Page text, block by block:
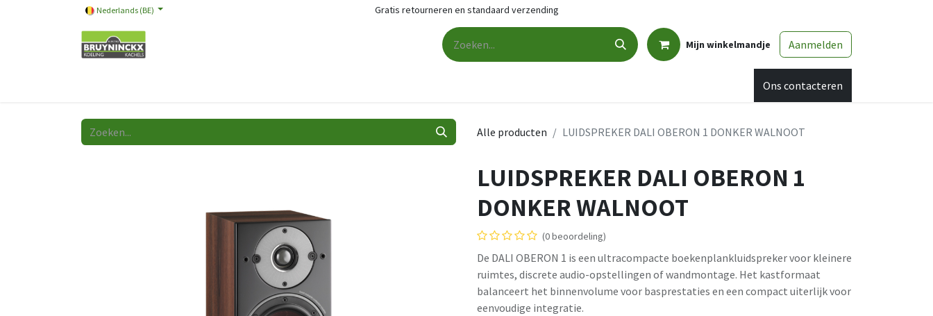
Nederlands (BE) Gratis retourneren en standaard verzending
Mijn winkelmandje Aanmelden
Ons contacteren
Alle producten LUIDSPREKER DALI OBERON 1 DONKER WALNOOT
LUIDSPREKER DALI OBERON 1
DONKER WALNOOT
(0 beoordeling)
De DALI OBERON 1 is een ultracompacte boekenplankluidspreker voor kleinere
ruimtes, discrete audio-opstellingen of wandmontage. Het kastformaat
balanceert het binnenvolume voor basprestaties en een compact uiterlijk voor
eenvoudige integratie.